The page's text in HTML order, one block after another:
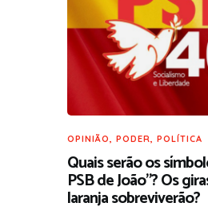
OPINIÃO, PODER, POLÍTICA
Quais serão os
PSB de João”? Os
laranja sobreviverão?